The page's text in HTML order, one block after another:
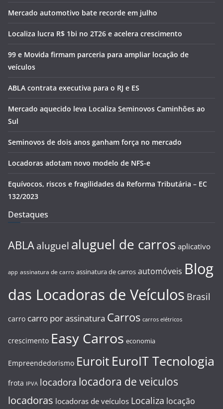
Mercado automotivo bate recorde em julho
Localiza lucra R$ 1bi no 2T26 e acelera crescimento
99 e Movida firmam parceria para ampliar locação de
veículos
ABLA contrata executiva para o RJ e ES
Mercado aquecido leva Localiza Seminovos Caminhões ao
Sul
Seminovos de dois anos ganham força no mercado
Locadoras adotam novo modelo de NFS-e
Equívocos, riscos e fragilidades da Reforma Tributária – EC
132/2023
Destaques
ABLA aluguel aluguel de carros aplicativo
app assinatura de carro assinatura de carros automóveis Blog
das Locadoras de Veículos Brasil
carro carro por assinatura Carros carros elétricos
crescimento Easy Carros economia
Empreendedorismo Euroit EuroIT Tecnologia
frota IPVA locadora locadora de veiculos
locadoras locadoras de veículos Localiza locação